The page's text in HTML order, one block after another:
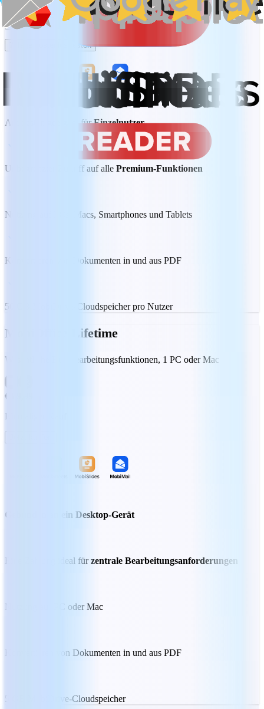
Monatlich Jährlich
Jetzt kaufen
7 Tage kostenlos testen
Am besten geeignet fürEinzelnutzer
Unbegrenzter Zugriff auf alle Premium-Funktionen
Nutzung auf PCs, Macs, Smartphones und Tablets
Konvertieren von Dokumenten in und aus PDF
50 GB MobiDrive-Cloudspeicher pro Nutzer
MobiOffice Lifetime
Wesentliche Bürobearbeitungsfunktionen, 1 PC oder Mac
€ 89,99
Einmaliger Kauf
Gebunden an ein Desktop-Gerät
Eine Zahlung ideal fürzentrale Bearbeitungsanforderungen
Nutzung auf PC oder Mac
Konvertieren von Dokumenten in und aus PDF
5 GB MobiDrive-Cloudspeicher